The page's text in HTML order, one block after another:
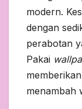
modern.
dengan
perabotan
Pakai
menambah